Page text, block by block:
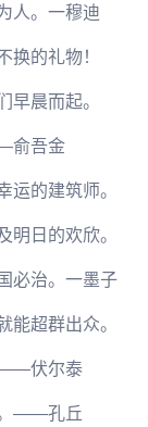
人。一穆迪
换的礼物！
早晨而起。
俞吾金
运的建筑师。
明日的欢欣。
必治。一墨子
能超群出众。
——伏尔泰
。——孔丘